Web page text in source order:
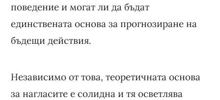
поведение и могат ли да бъдат
единствената основа за прогнозиране на
бъдещи действия.
Независимо от това, теоретичната основа
за нагласите е солидна и тя осветлява